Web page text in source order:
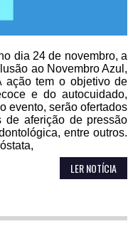
dia 24 de novembro, a
ao Novembro Azul,
ação tem o objetivo de
e do autocuidado,
evento, serão ofertados
de aferição de pressão
entre outros.
LER NOTÍCIA